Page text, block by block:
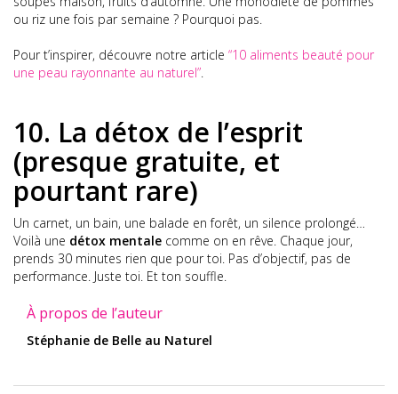
ou riz une fois par semaine ? Pourquoi pas.
Pour t’inspirer, découvre notre article “10 aliments beauté pour
une peau rayonnante au naturel”
10. La détox de l’esprit
(presque gratuite, et
pourtant rare)
Un carnet, un bain, une balade en forêt, un silence prolongé…
Voilà une détox mentale comme on en rêve. Chaque jour,
prends 30 minutes rien que pour toi. Pas d’objectif, pas de
performance. Juste toi. Et ton souffle.
À propos de l’auteur
Stéphanie de Belle au Naturel